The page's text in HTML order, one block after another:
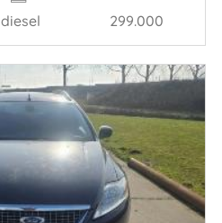
diesel 299.000